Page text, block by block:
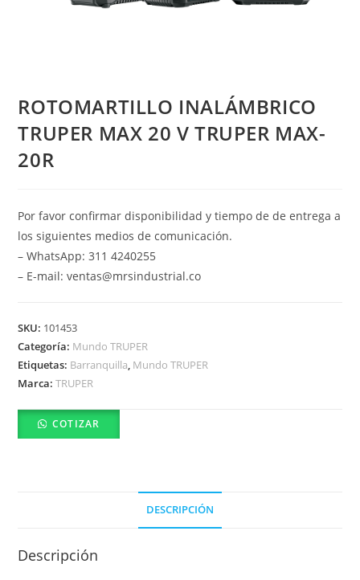
ROTOMARTILLO INALÁMBRICO
TRUPER MAX 20 V TRUPER MAX-
20R
Por favor confirmar disponibilidad y tiempo de de entrega a
los siguientes medios de comunicación.
– WhatsApp: 311 4240255
– E-mail: ventas@mrsindustrial.co
SKU: 101453
Categoría: Mundo TRUPER
Etiquetas: Barranquilla, Mundo TRUPER
Marca:TRUPER
COTIZAR
DESCRIPCIÓN
Descripción